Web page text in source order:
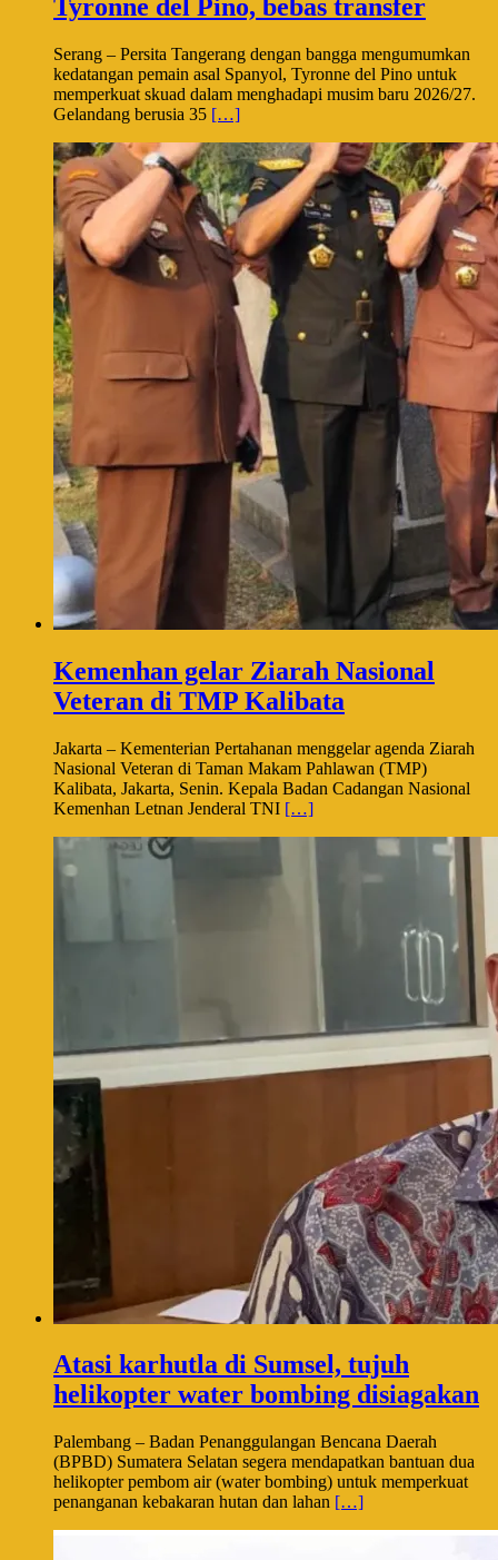
Tyronne del Pino, bebas transfer
Serang – Persita Tangerang dengan bangga mengumumkan
kedatangan pemain asal Spanyol, Tyronne del Pino untuk
memperkuat skuad dalam menghadapi musim baru 2026/27.
Gelandang berusia 35 […]
Kemenhan gelar Ziarah Nasional
Veteran di TMP Kalibata
Jakarta – Kementerian Pertahanan menggelar agenda Ziarah
Nasional Veteran di Taman Makam Pahlawan (TMP)
Kalibata, Jakarta, Senin. Kepala Badan Cadangan Nasional
Kemenhan Letnan Jenderal TNI […]
Atasi karhutla di Sumsel, tujuh
helikopter water bombing disiagakan
Palembang – Badan Penanggulangan Bencana Daerah
(BPBD) Sumatera Selatan segera mendapatkan bantuan dua
helikopter pembom air (water bombing) untuk memperkuat
penanganan kebakaran hutan dan lahan […]